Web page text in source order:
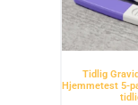
Tidlig
Hjemmetest 5-